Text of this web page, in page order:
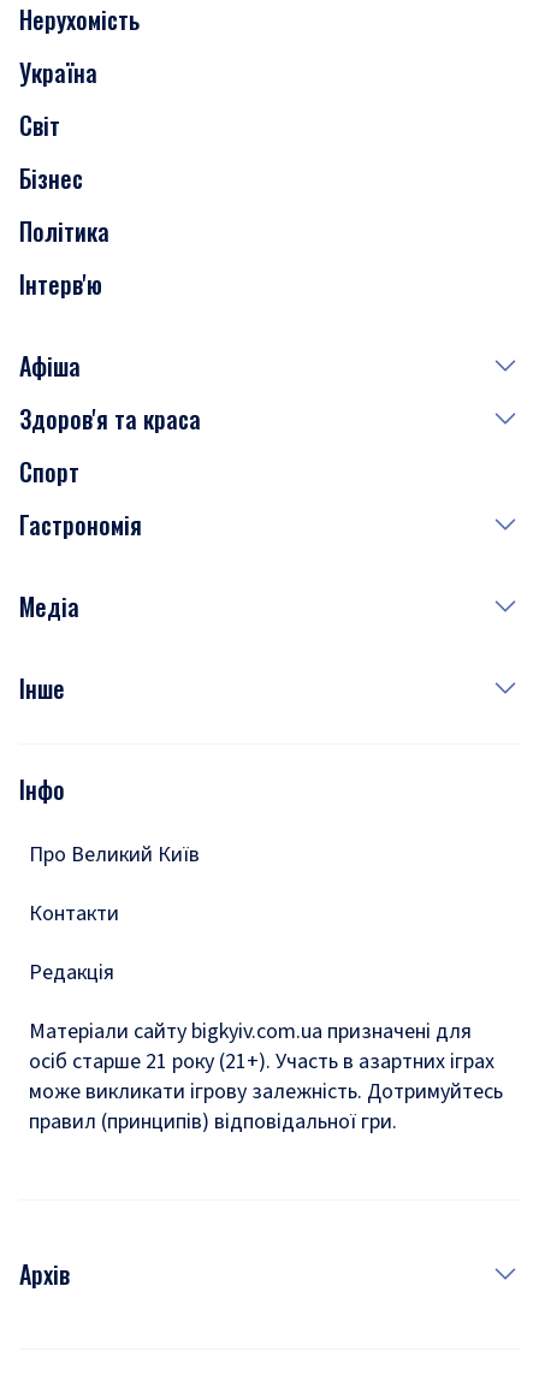
Події
Скандали
Нерухомість
Транспорт
Нерухомість
Україна
Світ
Бізнес
Політика
Інтерв'ю
Афіша
Сьогодні
Завтра
Субота
Здоров'я та краса
Медицина
Краса
Спорт
Гастрономія
Рецепти
Медіа
Фото
Подкасти
Інше
Тести
Інфо
Про Великий Київ
Контакти
Редакція
Матеріали сайту bigkyiv.com.ua призначені для
осіб старше 21 року (21+). Участь в азартних іграх
може викликати ігрову залежність. Дотримуйтесь
правил (принципів) відповідальної гри.
Архів